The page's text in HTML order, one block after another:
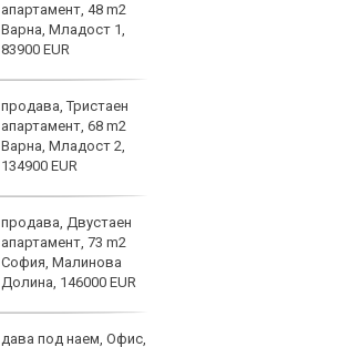
апартамент, 48 m2
Варна, Младост 1,
83900 EUR
продава, Тристаен
апартамент, 68 m2
Варна, Младост 2,
134900 EUR
продава, Двустаен
апартамент, 73 m2
София, Малинова
Долина, 146000 EUR
дава под наем, Офис,